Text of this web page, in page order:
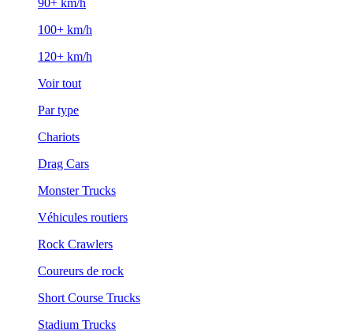
90+ km/h
100+ km/h
120+ km/h
Voir tout
Par type
Chariots
Drag Cars
Monster Trucks
Véhicules routiers
Rock Crawlers
Coureurs de rock
Short Course Trucks
Stadium Trucks